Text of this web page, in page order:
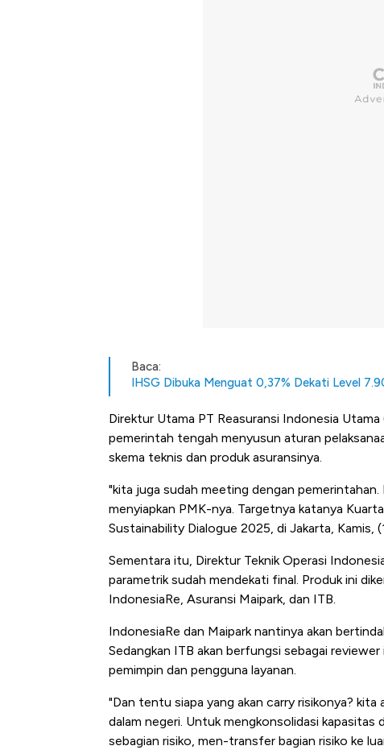
Baca:
IHSG Dibuka Menguat 0,37% Dekati Level
Direktur Utama PT Reasuransi Indonesia
pemerintah tengah menyusun aturan
skema teknis dan produk asuransinya.
"kita juga sudah meeting dengan
menyiapkan PMK-nya. Targetnya katanya
Sustainability Dialogue 2025, di Jakarta, Kamis,
Sementara itu, Direktur Teknik Operasi
parametrik sudah mendekati final. Produk ini
IndonesiaRe, Asuransi Maipark, dan ITB.
IndonesiaRe dan Maipark nantinya akan
Sedangkan ITB akan berfungsi sebagai
pemimpin dan pengguna layanan.
"Dan tentu siapa yang akan carry risikonya?
dalam negeri. Untuk mengkonsolidasi kapasitas
sebagian risiko, men-transfer bagian risiko ke
Bangkit dari Kubur! Bisnis